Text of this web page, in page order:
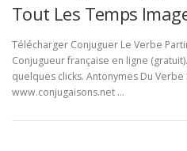
Tout Les Temps
Télécharger Conjuguer Le Verbe
Conjugueur française en ligne
quelques clicks. Antonymes Du
www.conjugaisons.net …